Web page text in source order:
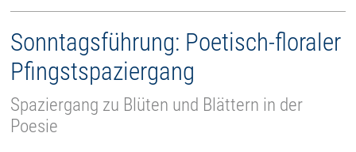
Sonntagsführung: Poetisch-floraler
Pfingstspaziergang
Spaziergang zu Blüten und Blättern in der
Poesie